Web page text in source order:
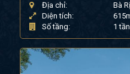
Địa chỉ:
Bà
Diện tích:
Số tầng:
1